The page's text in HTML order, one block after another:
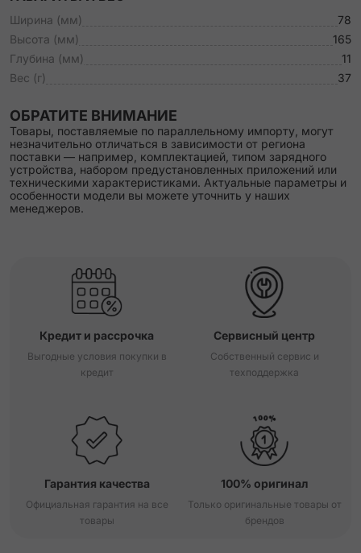
Ширина (мм)
78
Высота (мм)
165
Глубина (мм)
11
Вес (г)
37
ОБРАТИТЕ ВНИМАНИЕ
Товары, поставляемые по параллельному импорту, могут
незначительно отличаться в зависимости от региона
поставки — например, комплектацией, типом зарядного
устройства, набором предустановленных приложений или
техническими характеристиками. Актуальные параметры и
особенности модели вы можете уточнить у наших
менеджеров.
Кредит и рассрочка
Выгодные условия покупки в
кредит
Сервисный центр
Собственный сервис и
техподдержка
Гарантия качества
Официальная гарантия на все
товары
100% оригинал
Только оригинальные товары от
брендов